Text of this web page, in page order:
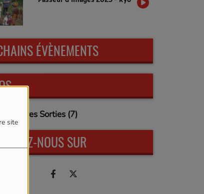
site
ÉVÈNEMENTS
Dernières Sorties (7)
NOUS SUR